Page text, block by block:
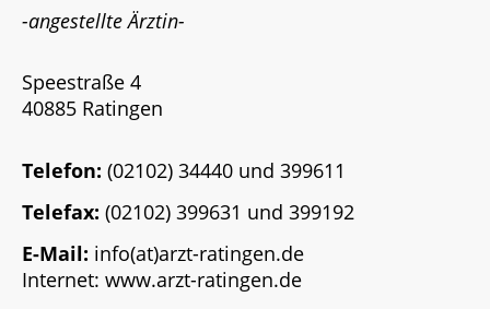
-angestellte Ärztin-
Speestraße 4
40885 Ratingen
Telefon: (02102) 34440 und 399611
Telefax: (02102) 399631 und 399192
E-Mail: info(at)arzt-ratingen.de
Internet: www.arzt-ratingen.de